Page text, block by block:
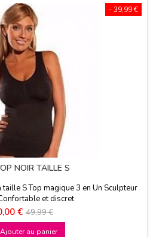
- 39,99 €
NOIR TAILLE S
S Top magique 3 en Un Sculpteur
et discret
€ Prix
de
49,99 €
Ajouter au panier